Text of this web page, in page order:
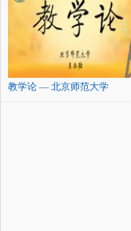
教学论 — 北京师范大学